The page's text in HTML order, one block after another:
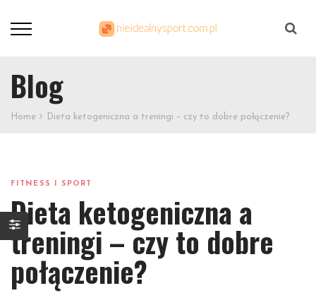
Blog
Home Dieta ketogeniczna a treningi – czy to dobre połączenie?
FITNESS I SPORT
Dieta ketogeniczna a
treningi – czy to dobre
połączenie?